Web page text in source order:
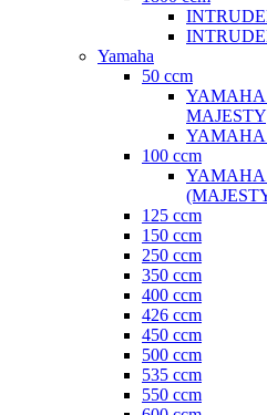
Yamaha
50 ccm
YAMAHA
YAMAHA
100 ccm
YAMAHA
125 ccm
150 ccm
250 ccm
350 ccm
400 ccm
426 ccm
450 ccm
500 ccm
535 ccm
550 ccm